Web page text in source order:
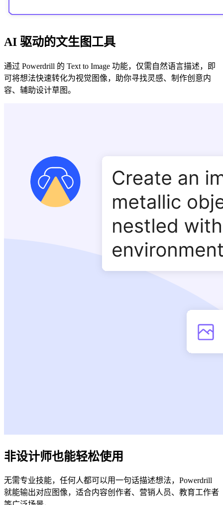
AI 驱动的文生图工具
通过 Powerdrill 的 Text to Image 功能，仅需自然语言描述，即
可将想法快速转化为视觉图像，助你寻找灵感、制作创意内
容、辅助设计草图。
非设计师也能轻松使用
无需专业技能，任何人都可以用一句话描述想法，Powerdrill
就能输出对应图像，适合内容创作者、营销人员、教育工作者